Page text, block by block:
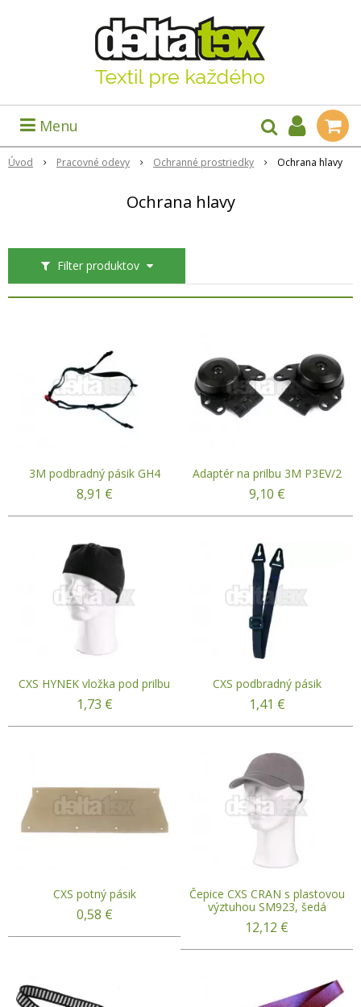
Menu
Úvod Pracovné odevy Ochranné prostriedky Ochrana hlavy
Ochrana hlavy
Filter produktov
3M podbradný pásik GH4
8,91 €
Adaptér na prilbu 3M P3EV/2
9,10 €
CXS HYNEK vložka pod prilbu
1,73 €
CXS podbradný pásik
1,41 €
CXS potný pásik
0,58 €
Čepice CXS CRAN s plastovou
výztuhou SM923, šedá
12,12 €